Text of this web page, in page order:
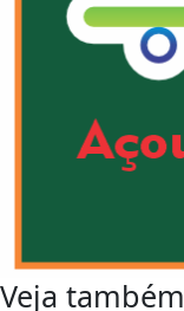
Veja também